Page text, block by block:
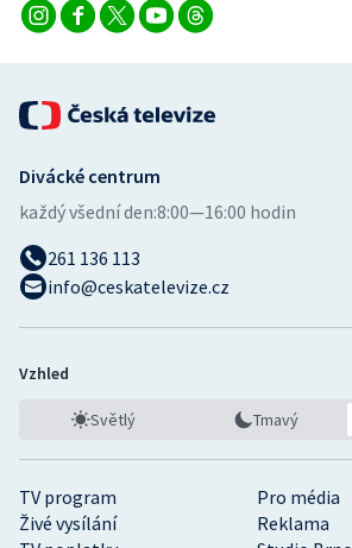
TV program
Pro média
Živé vysílání
Reklama
Divácké centrum
každý všední den:8:00—16:00 hodin
261 136 113
info@ceskatelevize.cz
Vzhled
Světlý Tmavý